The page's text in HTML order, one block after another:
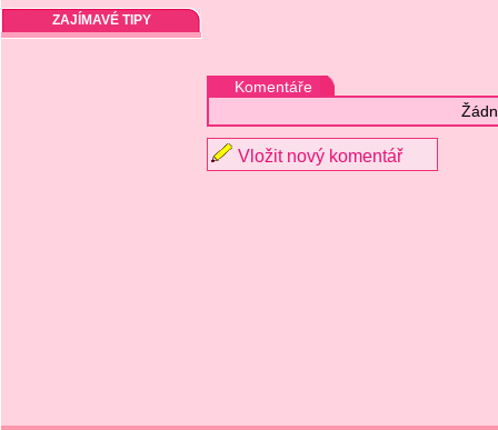
ZAJÍMAVÉ TIPY
Komentáře
Vložit nový komentář